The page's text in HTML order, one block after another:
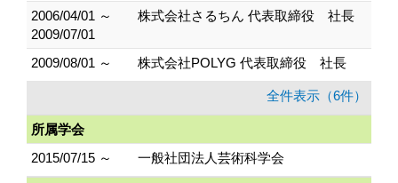
2006/04/01 ～
2009/07/01
株式会社さるちん 代表取締役 社長
2009/08/01 ～ 株式会社POLYG 代表取締役 社長
全件表示（6件）
所属学会
2015/07/15 ～
一般社団法人芸術科学会